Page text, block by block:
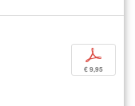
p
€ 9,95